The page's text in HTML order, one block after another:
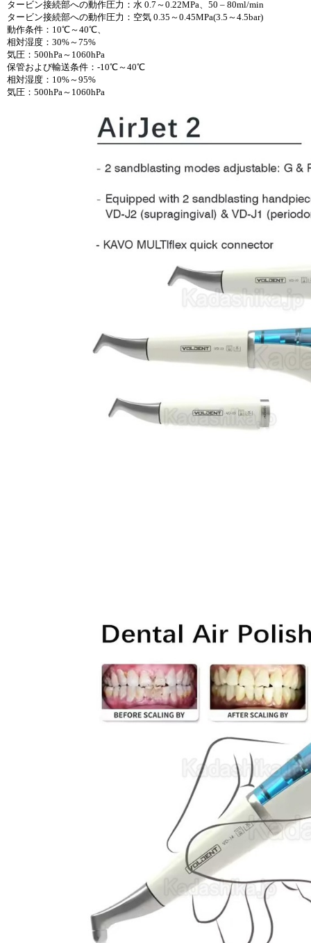
タービン接続部への動作圧力：水 0.7～0.22MPa、50 – 80ml/min
タービン接続部への動作圧力：空気 0.35～0.45MPa(3.5～4.5bar)
動作条件：10℃～40℃、
相対湿度：30%～75%
気圧：500hPa～1060hPa
保管および輸送条件：-10℃～40℃
相対湿度：10%～95%
気圧：500hPa～1060hPa